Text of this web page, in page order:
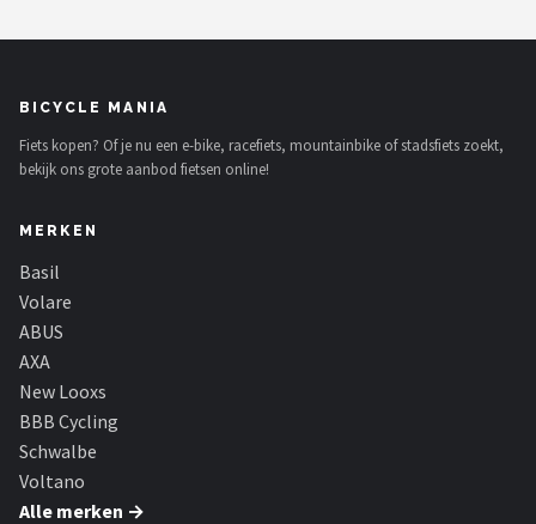
AXA
New Looxs
BBB Cycling
Schwalbe
Voltano
Shimano
Cortina
BICYCLE MANIA
Fiets kopen? Of je nu een e-bike, racefiets, mountainbike of stadsfiets zoekt,
bekijk ons grote aanbod fietsen online!
MERKEN
Basil
Volare
ABUS
AXA
New Looxs
BBB Cycling
Schwalbe
Voltano
Alle merken →